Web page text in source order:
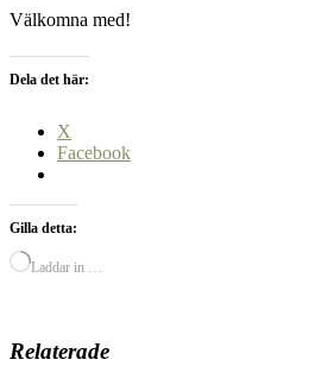
Välkomna med!
Dela det här:
X
Facebook
Gilla detta:
Laddar in …
Relaterade